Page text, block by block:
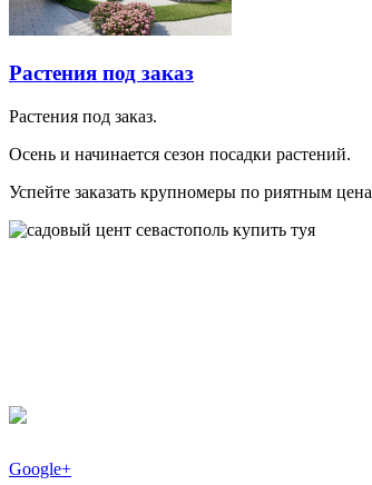
Растения под заказ
Растения под заказ.
Осень и начинается сезон посадки растений.
Успейте заказать крупномеры по риятным
Google+